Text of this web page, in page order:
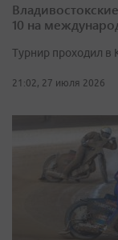
10 на
Турнир проходил в
21:02, 27 июля 2026